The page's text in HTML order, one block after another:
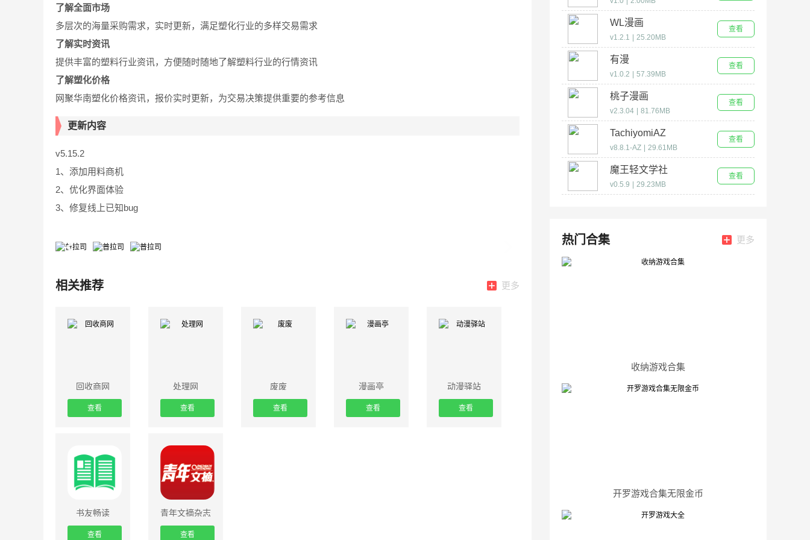
了解全面市场
多层次的海量采购需求，实时更新，满足塑化行业的多样交易需求
了解实时资讯
提供丰富的塑料行业资讯，方便随时随地了解塑料行业的行情资讯
了解塑化价格
网聚华南塑化价格资讯，报价实时更新，为交易决策提供重要的参考信息
更新内容
v5.15.2
1、添加用料商机
2、优化界面体验
3、修复线上已知bug
相关推荐 更多
回收商网
查看
处理网
查看
废废
查看
漫画亭
查看
动漫驿站
查看
书友畅读
查看
青年文摘杂志
查看
WL漫画
v1.2.1 25.20MB
查看
有漫
v1.0.2 57.39MB
查看
桃子漫画
v2.3.04 81.76MB
查看
TachiyomiAZ
v8.8.1-AZ 29.61MB
查看
魔王轻文学社
v0.5.9 29.23MB
查看
热门合集 更多
收纳游戏合集
开罗游戏合集无限金币